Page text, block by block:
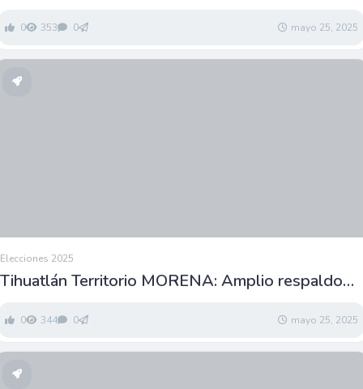
0 353 0 mayo 25, 2025
Elecciones 2025
Tihuatlán Territorio MORENA: Amplio respaldo
0 344 0 mayo 25, 2025